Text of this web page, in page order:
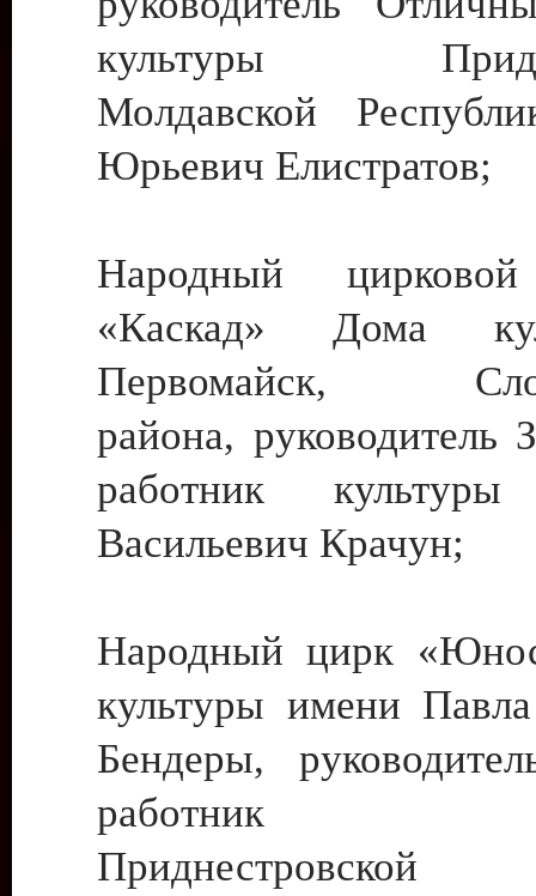
культуры
Молдавской
Юрьевич Елистратов;
Народный цирковой
«Каскад» Дома
Первомайск,
района, руководитель
работник культуры
Васильевич Крачун;
Народный цирк
культуры имени
Бендеры,
работник
Приднестровской